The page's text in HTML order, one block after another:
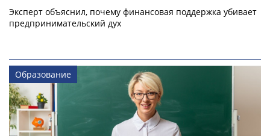
Эксперт объяснил, почему финансовая поддержка убивает
предпринимательский дух
Образование